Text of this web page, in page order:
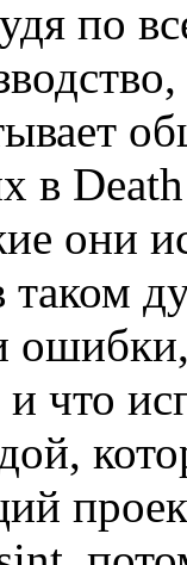
по
в
они
таком
и что